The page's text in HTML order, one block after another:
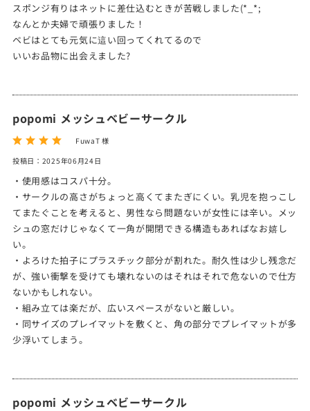
スポンジ有りはネットに差仕込むときが苦戦しました(*_*;
なんとか夫婦で頑張りました！
ベビはとても元気に這い回ってくれてるので
いいお品物に出会えました?
popomi メッシュベビーサークル
FuwaT 様
投稿日：2025年06月24日
・使用感はコスパ十分。
・サークルの高さがちょっと高くてまたぎにくい。乳児を抱っこし
てまたぐことを考えると、男性なら問題ないが女性には辛い。メッ
シュの窓だけじゃなくて一角が開閉できる構造もあればなお嬉し
い。
・よろけた拍子にプラスチック部分が割れた。耐久性は少し残念だ
が、強い衝撃を受けても壊れないのはそれはそれで危ないので仕方
ないかもしれない。
・組み立ては楽だが、広いスペースがないと厳しい。
・同サイズのプレイマットを敷くと、角の部分でプレイマットが多
少浮いてしまう。
popomi メッシュベビーサークル